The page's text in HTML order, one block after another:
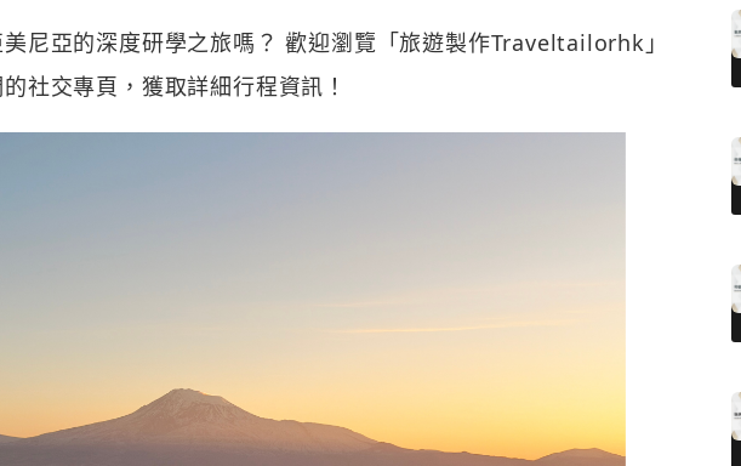
尼亞的深度研學之旅嗎？ 歡迎瀏覽「旅遊製作Traveltailorhk」
社交專頁，獲取詳細行程資訊！